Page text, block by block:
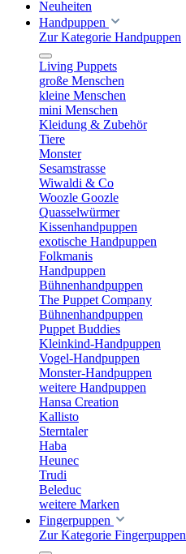
Neuheiten
Handpuppen
Zur Kategorie Handpuppen
Living Puppets
große Menschen
kleine Menschen
mini Menschen
Kleidung & Zubehör
Tiere
Monster
Sesamstrasse
Wiwaldi & Co
Woozle Goozle
Quasselwürmer
Kissenhandpuppen
exotische Handpuppen
Folkmanis
Handpuppen
Bühnenhandpuppen
The Puppet Company
Bühnenhandpuppen
Puppet Buddies
Kleinkind-Handpuppen
Vogel-Handpuppen
Monster-Handpuppen
weitere Handpuppen
Hansa Creation
Kallisto
Sterntaler
Haba
Heunec
Trudi
Beleduc
weitere Marken
Fingerpuppen
Zur Kategorie Fingerpuppen